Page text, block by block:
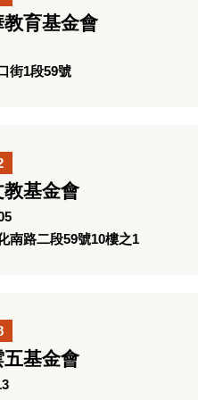
育基金會
街1段59號
基金會
南路二段59號10樓之1
基金會